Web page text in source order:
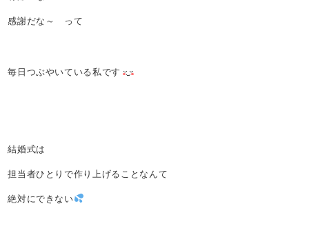
感謝だな～ って
毎日つぶやいている私です
結婚式は
担当者ひとりで作り上げることなんて
絶対にできない